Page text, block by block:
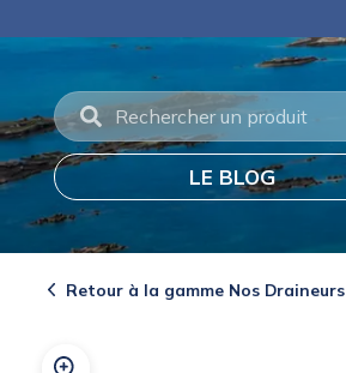
LE BLOG
Retour à la gamme Nos Draineurs